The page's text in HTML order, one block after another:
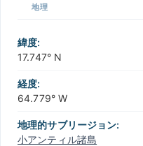
−
地理
緯度:
17.747° N
経度:
64.779° W
地理的サブリージョン:
小アンティル諸島